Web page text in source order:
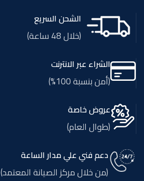
الشحن السريع
(خلال 48 ساعة)
الشراء عبر الانترنت
(أمن بنسبة 100%)
عروض خاصة
(طوال العام)
دعم فني علي مدار الساعة
(من خلال مركز الصيانة المعتمد)